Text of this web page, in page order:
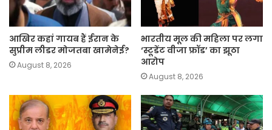
आखिर कहां गायब हैं ईरान के
सुप्रीम लीडर मोजतबा खामेनेई?
August 8, 2026
भारतीय मूल की महिला पर लगा
‘स्टूडेंट वीजा फ्रॉड’ का झूठा
आरोप
August 8, 2026